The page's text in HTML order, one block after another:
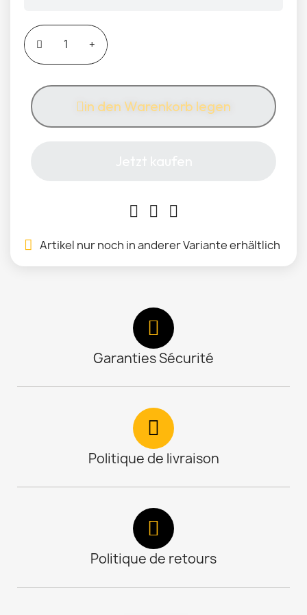
in den Warenkorb legen
Artikel nur noch in anderer Variante erhältlich
Garanties Sécurité
Politique de livraison
Politique de retours